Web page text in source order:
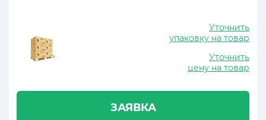
Уточнить
упаковку на товар
Уточнить
цену на товар
ЗАЯВКА